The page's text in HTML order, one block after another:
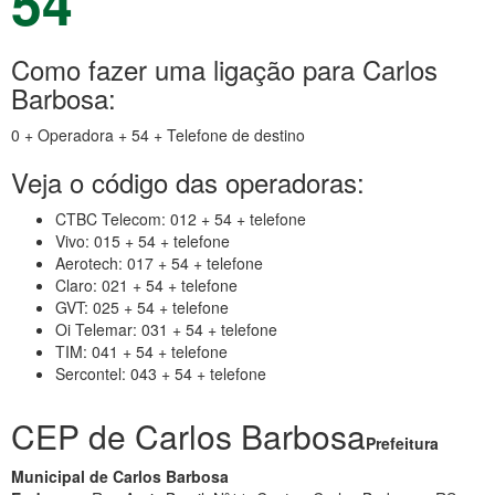
Como fazer uma ligação para Carlos
Barbosa:
0 + Operadora + 54 + Telefone de destino
Veja o código das operadoras:
CTBC Telecom: 012 + 54 + telefone
Vivo: 015 + 54 + telefone
Aerotech: 017 + 54 + telefone
Claro: 021 + 54 + telefone
GVT: 025 + 54 + telefone
Oi Telemar: 031 + 54 + telefone
TIM: 041 + 54 + telefone
Sercontel: 043 + 54 + telefone
CEP de Carlos BarbosaPrefeitura
Municipal de Carlos Barbosa